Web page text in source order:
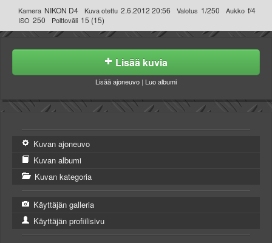
Kamera NIKON D4 Kuva otettu 2.6.2012 20:56 Valotus 1/250 Aukko f/4
ISO 250 Polttoväli 15 (15)
Lisää kuvia
Lisää ajoneuvo | Luo albumi
Kuvan ajoneuvo
Kuvan albumi
Kuvan kategoria
Käyttäjän galleria
Käyttäjän profiilisivu